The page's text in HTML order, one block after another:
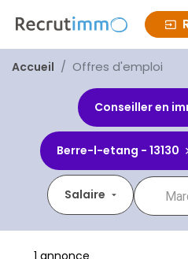
Accueil Offres d'emploi
Conseiller en
Berre-l-etang - 13130
Salaire